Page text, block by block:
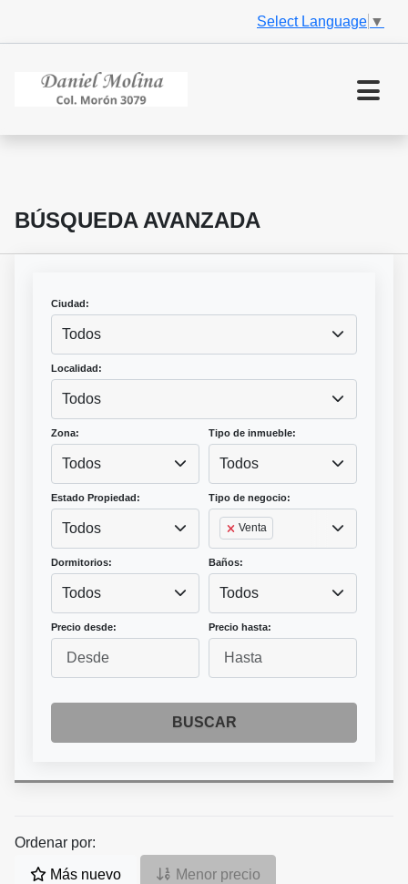
Select Language ▼
BÚSQUEDA AVANZADA
Ciudad:
Todos
Localidad:
Todos
Zona:
Todos
Tipo de inmueble:
Todos
Estado Propiedad:
Todos
Tipo de negocio:
Venta
Dormitorios:
Todos
Baños:
Todos
Precio desde: Precio hasta:
BUSCAR
Ordenar por:
Más nuevo Menor precio